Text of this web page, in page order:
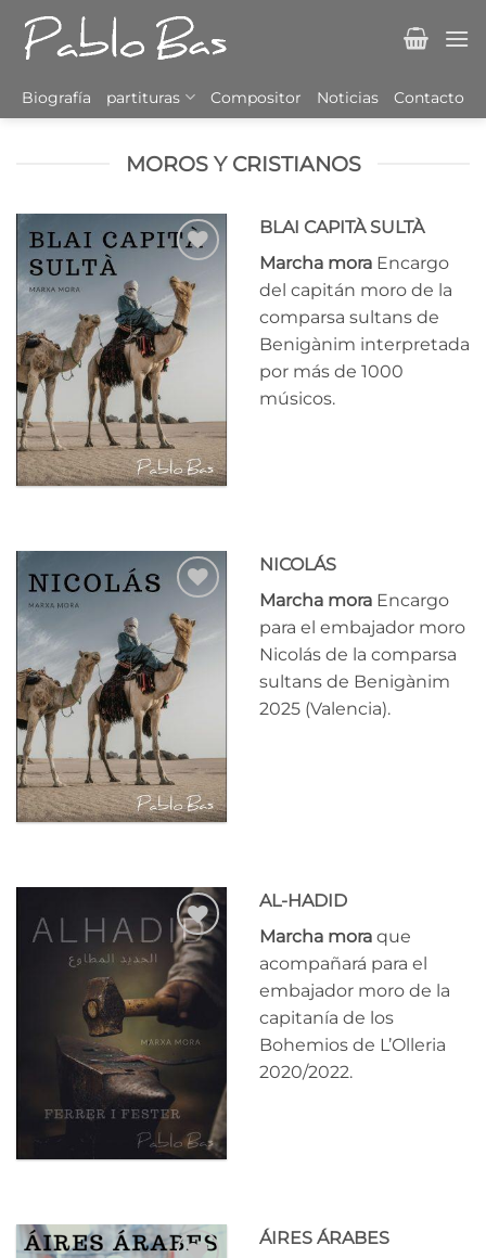
Saltar
contenido
Biografía partituras Compositor Noticias Contacto
MOROS Y CRISTIANOS
Añadir
a la
lista
de
deseos
BLAI CAPITÀ SULTÀ
Marcha mora Encargo
del capitán moro de la
comparsa sultans de
Benigànim interpretada
por más de 1000
músicos.
Añadir
a la
lista
de
deseos
NICOLÁS
Marcha mora Encargo
para el embajador moro
Nicolás de la comparsa
sultans de Benigànim
2025 (Valencia).
Añadir
a la
lista
de
deseos
AL-HADID
Marcha mora que
acompañará para el
embajador moro de la
capitanía de los
Bohemios de L’Olleria
2020/2022.
ÁIRES ÁRABES